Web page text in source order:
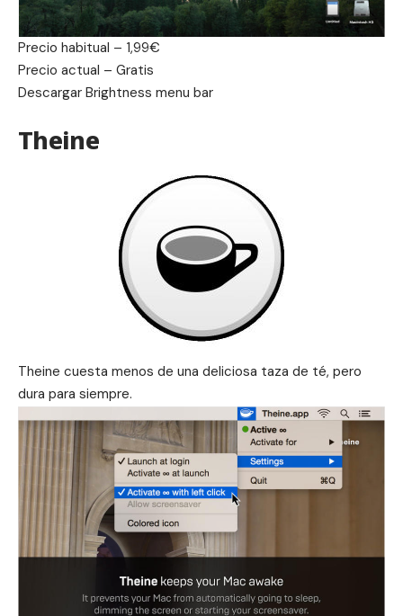
Precio habitual – 1,99€
Precio actual – Gratis
Descargar Brightness menu bar
Theine
Theine cuesta menos de una deliciosa taza de té, pero
dura para siempre.